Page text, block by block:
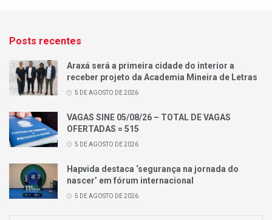
Posts recentes
Araxá será a primeira cidade do interior a
receber projeto da Academia Mineira de Letras
5 DE AGOSTO DE 2026
VAGAS SINE 05/08/26 – TOTAL DE VAGAS
OFERTADAS = 515
5 DE AGOSTO DE 2026
Hapvida destaca ‘segurança na jornada do
nascer’ em fórum internacional
5 DE AGOSTO DE 2026